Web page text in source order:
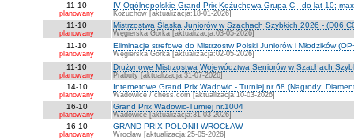
11-10
planowany
IV Ogólnopolskie Grand Prix Kożuchowa Grupa C - do lat 10;
Kożuchów [aktualizacja:18-01-2026]
11-10
planowany
Mistrzostwa Śląska Juniorów w Szachach Szybkich 2026 - (D06
Węgierska Górka [aktualizacja:03-05-2026]
11-10
planowany
Eliminacje strefowe do Mistrzostw Polski Juniorów i Młodzików
Węgierska Górka [aktualizacja:02-05-2026]
11-10
planowany
Drużynowe Mistrzostwa Województwa Seniorów w Szachach
Prabuty [aktualizacja:31-07-2026]
14-10
planowany
Internetowe Grand Prix Wadowic - Turniej nr 68 (Nagrody:
Wadowice / chess.com [aktualizacja:10-03-2026]
16-10
planowany
Grand Prix Wadowic-Turniej nr.1004
Wadowice [aktualizacja:31-03-2026]
16-10
planowany
GRAND PRIX POLONII WROCŁAW
Wrocław [aktualizacja:25-05-2026]